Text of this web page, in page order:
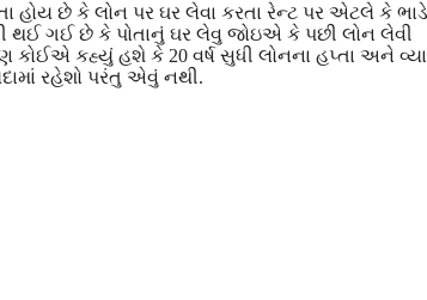
છે કે લોન પર ઘર લેવા કરતા રેન્ટ પર એટલે કે ભાડે
થઈ ગઈ છે કે પોતાનું ઘર લેવુ જોઇએ કે પછી લોન લેવી
કોઈએ કહ્યું હશે કે 20 વર્ષ સુધી લોનના હપ્તા અને
રહેશો પરંતુ એવું નથી.